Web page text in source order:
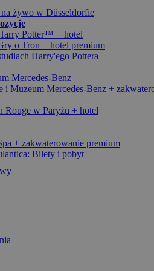
żywo w Düsseldorfie
Potter™ + hotel
o Tron + hotel premium
Harry'ego Pottera
Mercedes-Benz
i Muzeum Mercedes-Benz +
Rouge w Paryżu + hotel
+ zakwaterowanie premium
Bilety i pobyt